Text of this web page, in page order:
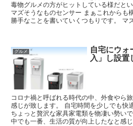
毒物グルメの方がヒットしている様だと
マズそうなものセンサー まぁこれからも
勝手なことを書いていくつもりです。 マ
グルメ
自宅にウォ
入」し設置
コロナ禍と呼ばれる時代の中、外食やら
感じが致します。 自宅時間を少しでも快
ちょっと贅沢な家具家電類を物凄い勢い
中でも一番、生活の質が向上したなと感